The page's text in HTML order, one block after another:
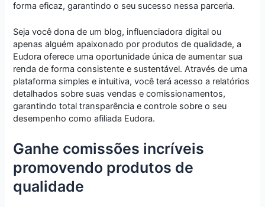
forma eficaz, garantindo o seu sucesso nessa parceria.
Seja você dona de um blog, influenciadora digital ou
apenas alguém apaixonado por produtos de qualidade, a
Eudora oferece uma oportunidade única de aumentar sua
renda de forma consistente e sustentável. Através de uma
plataforma simples e intuitiva, você terá acesso a relatórios
detalhados sobre suas vendas e comissionamentos,
garantindo total transparência e controle sobre o seu
desempenho como afiliada Eudora.
Ganhe comissões incríveis
promovendo produtos de
qualidade